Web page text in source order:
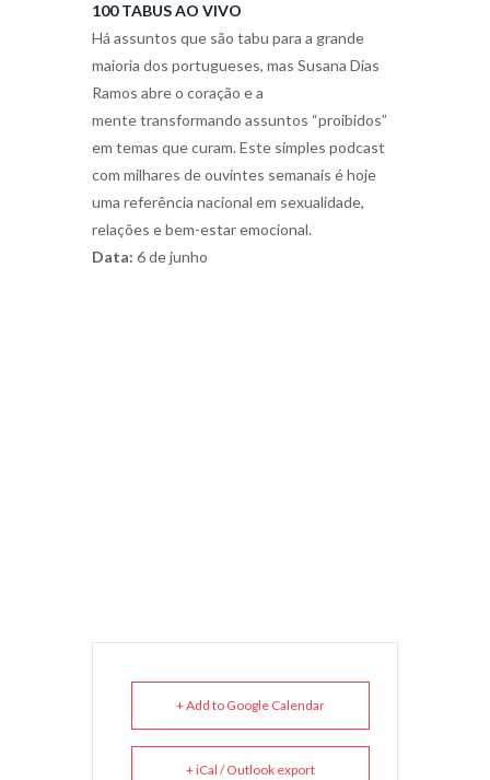
100 TABUS AO VIVO
Há assuntos que são tabu para a grande
maioria dos portugueses, mas Susana Dias
Ramos abre o coração e a
mente transformando assuntos “proibidos”
em temas que curam. Este simples podcast
com milhares de ouvintes semanais é hoje
uma referência nacional em sexualidade,
relações e bem-estar emocional.
Data: 6 de junho
+ Add to Google Calendar
+ iCal / Outlook export